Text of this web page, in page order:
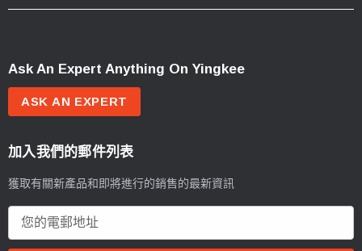
Ask An Expert Anything On Yingkee
ASK AN EXPERT
加入我們的郵件列表
獲取有關新產品和即將進行的銷售的最新資訊
郵